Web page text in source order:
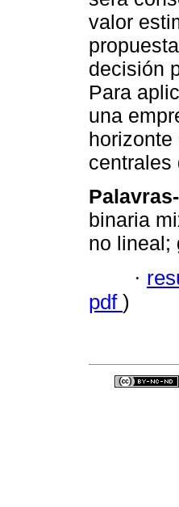
valor
decisión
Para
una
centrales
binaria
no lineal;
·
pdf )